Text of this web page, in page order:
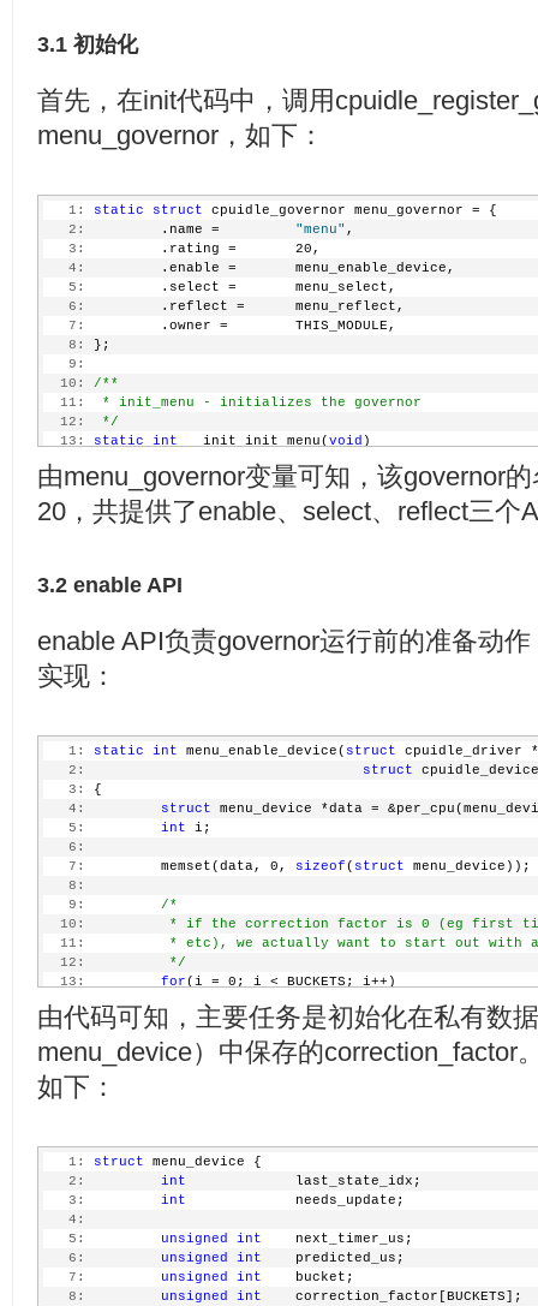
3.1 初始化
首先，在init代码中，调用
menu_governor，如下：
   1:
static struct cpuidle_governor menu_governor = {
   2:
         .name =
"menu" ,
   3:
         .rating =       20,
   4:
         .enable =       menu_enable_device,
   5:
         .select =       menu_select,
   6:
         .reflect =      menu_reflect,
   7:
         .owner =        THIS_MODULE,
   8:
};
   9:
  10:
/**
  11:
* init_menu - initializes the governor
  12:
*/
  13:
static int __init init_menu( void )
  14:
  15:
return
  16:
}
  17:
由menu_governor变量可知，该governor的
20，共提供了enable、select、reflect三个
3.2 enable API
enable API负责governor运行前的准备动
实现：
   1:
static int menu_enable_device( struct cpuidle_driver
   2:
struct
   3:
{
   4:
struct menu_device *data =
   5:
int i;
   6:
   7:
         memset(data, 0,
sizeof( struct menu_device));
   8:
   9:
/*
  10:
* if the correction factor is 0 (eg first
  11:
* etc), we actually want to start out with
  12:
         */
  13:
for(i = 0; i < BUCKETS; i++)
  14:
data->correction_factor[i] =
  15:
return
0;
  17:
}
由代码可知，主要任务是初始化在私有数
menu_device）中保存的correction_factor
如下：
   1:
struct menu_device {
   2:
int
             last_state_idx;
   3:
int
             needs_update;
   4:
   5:
unsigned int
    next_timer_us;
   6:
unsigned int
    predicted_us;
   7:
unsigned int
    bucket;
   8:
unsigned int
    correction_factor[BUCKETS];